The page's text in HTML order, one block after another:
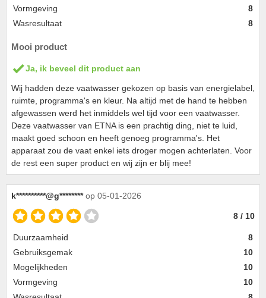
Vormgeving
8
Wasresultaat
8
Mooi product
Ja, ik beveel dit product aan
Wij hadden deze vaatwasser gekozen op basis van energielabel,
ruimte, programma's en kleur. Na altijd met de hand te hebben
afgewassen werd het inmiddels wel tijd voor een vaatwasser.
Deze vaatwasser van ETNA is een prachtig ding, niet te luid,
maakt goed schoon en heeft genoeg programma's. Het
apparaat zou de vaat enkel iets droger mogen achterlaten. Voor
de rest een super product en wij zijn er blij mee!
k**********@g******** op 05-01-2026
8 / 10
Duurzaamheid
8
Gebruiksgemak
10
Mogelijkheden
10
Vormgeving
10